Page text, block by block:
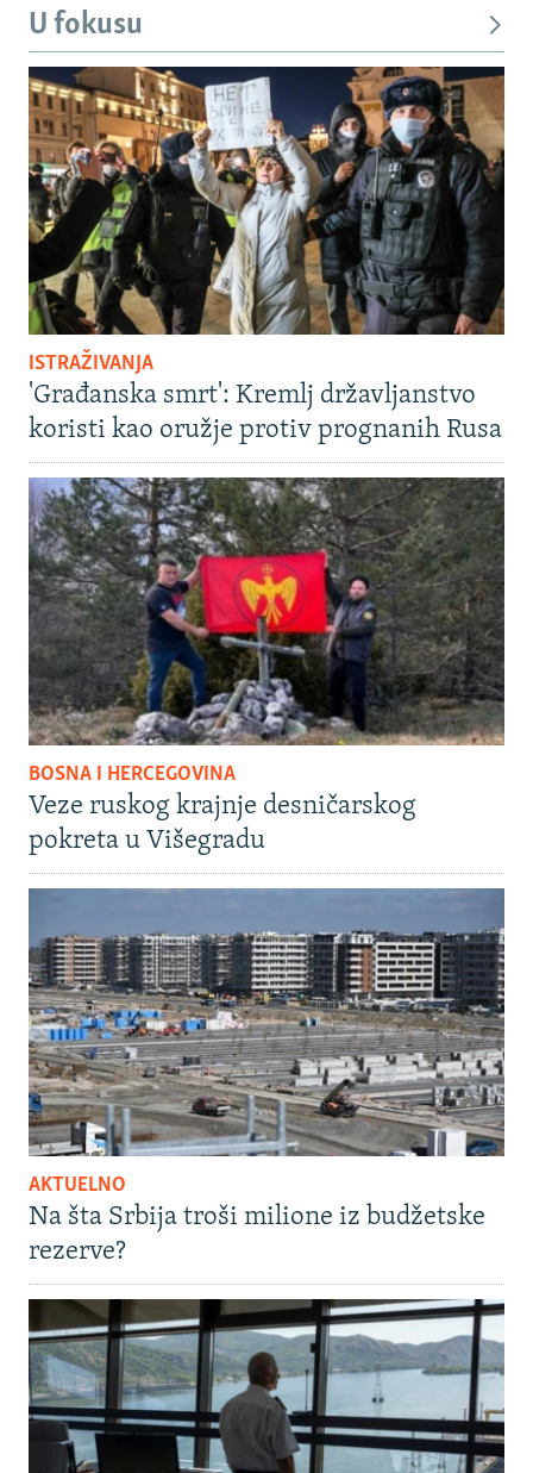
U fokusu
ISTRAŽIVANJA
'Građanska smrt': Kremlj državljanstvo
koristi kao oružje protiv prognanih Rusa
BOSNA I HERCEGOVINA
Veze ruskog krajnje desničarskog
pokreta u Višegradu
AKTUELNO
Na šta Srbija troši milione iz budžetske
rezerve?